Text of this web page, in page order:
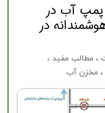
آب در
در
، مطالب مفید ،
، مخزن آب